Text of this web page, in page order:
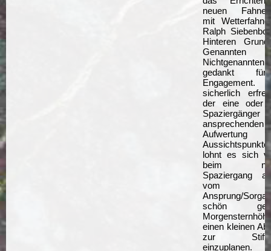
neuen
mit
Ralph
Hinteren
gedankt
sicherlich
der eine oder
Spaziergänger
ansprechenden
lohnt es sich
beim
Spaziergang
vom
Ansprung/
schön
einen kleinen
zur
einzuplanen.